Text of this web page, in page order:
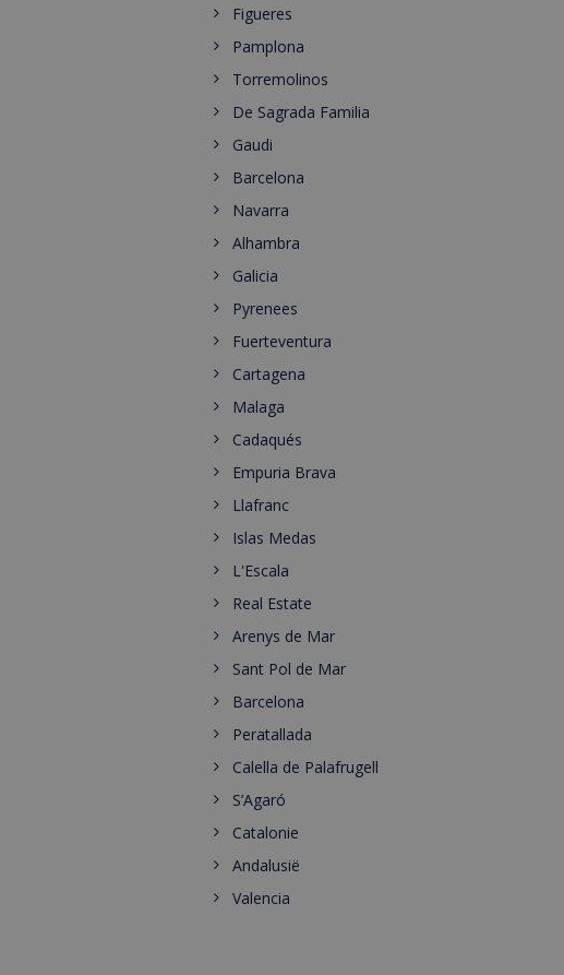
Figueres
Pamplona
Torremolinos
De Sagrada Familia
Gaudi
Barcelona
Navarra
Alhambra
Galicia
Pyrenees
Fuerteventura
Cartagena
Malaga
Cadaqués
Empuria Brava
Llafranc
Islas Medas
L'Escala
Real Estate
Arenys de Mar
Sant Pol de Mar
Barcelona
Peratallada
Calella de Palafrugell
S’Agaró
Catalonie
Andalusië
Valencia